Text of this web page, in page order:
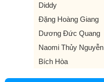
Diddy
Đặng Hoàng Giang
Dương Đức Quang
Naomi Thủy Nguyễn
Bích Hòa